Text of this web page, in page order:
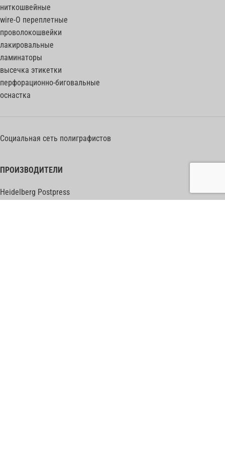
ниткошвейные
wire-O переплетные
проволокошвейки
лакировальные
ламинаторы
высечка этикетки
перфорационно-биговальные
оснастка
Социальная сеть полиграфистов
ПРОИЗВОДИТЕЛИ
Heidelberg Postpress